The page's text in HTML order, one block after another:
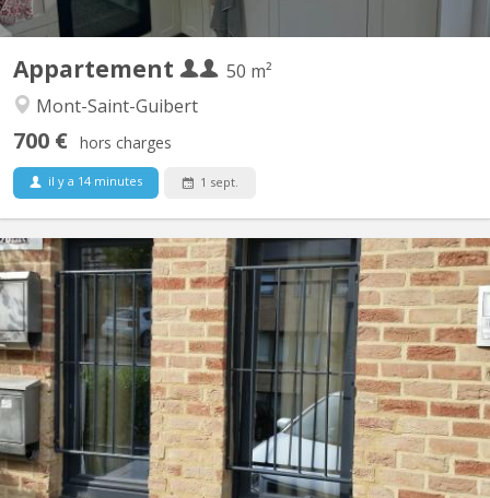
Appartement
50 m²
Mont-Saint-Guibert
700 € hors charges
il y a 14 minutes 1 sept.
KV 2081
Appartement lumineux de 56m2 disponible, et possible pour 2
personnes ou couple. Un salon meublé avec 2 divans-lits, tapis et
table de salon et rangé table-bureau; une grande chambre avec 2
lits (1 grand 2 personnes et 1personne), 2 placards de
rangement, et bureau avec fauteuil ; cuisine équipée...